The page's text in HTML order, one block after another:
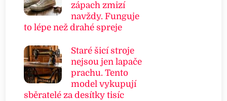
zápach zmizí
navždy. Funguje
to lépe než drahé spreje
Staré šicí stroje
nejsou jen lapače
prachu. Tento
model vykupují
sběratelé za desítky tisíc